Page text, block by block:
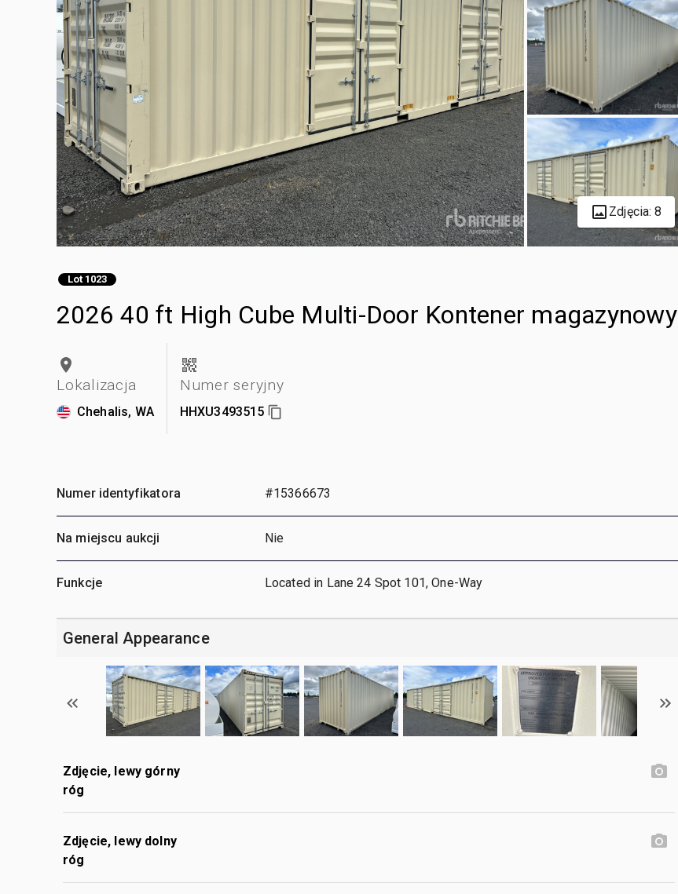
Zdjęcia: 8
Lot 1023
2026 40 ft High Cube Multi-Door Kontener magazynowy
Lokalizacja
Chehalis, WA
Numer seryjny
HHXU3493515
Numer identyfikatora #15366673
Na miejscu aukcji Nie
Funkcje Located in Lane 24 Spot 101, One-Way
General Appearance
Zdjęcie, lewy górny
róg
Zdjęcie, lewy dolny
róg